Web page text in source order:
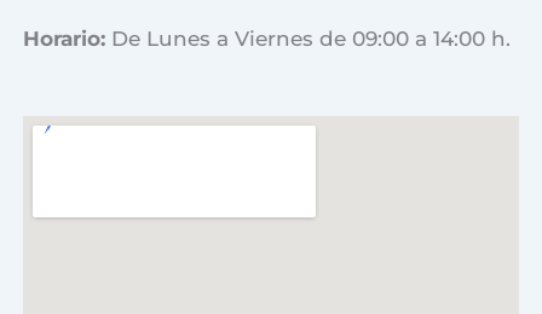
Horario: De Lunes a Viernes de 09:00 a 14:00 h.